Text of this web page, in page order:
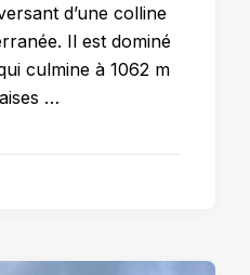
d’une colline
Il est dominé
culmine à 1062 m
…